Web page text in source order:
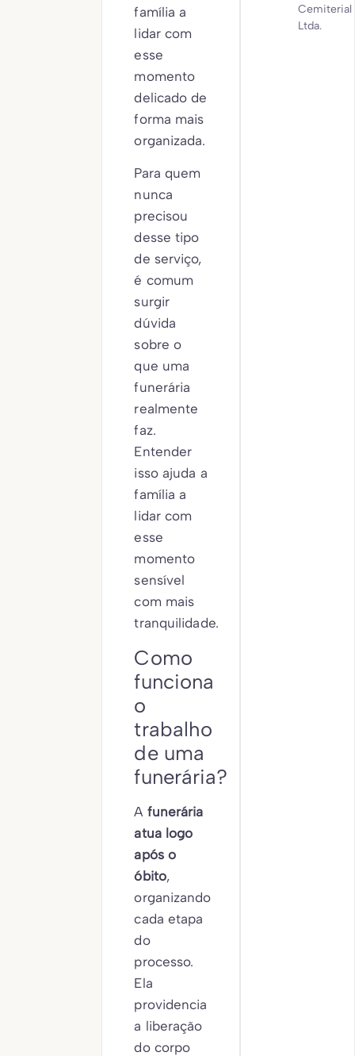
família a
lidar com
esse
momento
delicado de
forma mais
organizada.
Para quem
nunca
precisou
desse tipo
de serviço,
é comum
surgir
dúvida
sobre o
que uma
funerária
realmente
faz.
Entender
isso ajuda a
família a
lidar com
esse
momento
sensível
com mais
tranquilidade.
Como
funciona
o
trabalho
de uma
funerária?
A funerária
atua logo
após o
óbito,
organizando
cada etapa
do
processo.
Ela
providencia
a liberação
do corpo
Cemiterial
Ltda.